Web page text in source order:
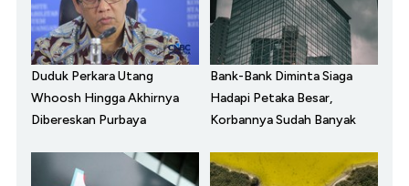
Duduk Perkara Utang
Whoosh Hingga Akhirnya
Dibereskan Purbaya
Bank-Bank Diminta Siaga
Hadapi Petaka Besar,
Korbannya Sudah Banyak